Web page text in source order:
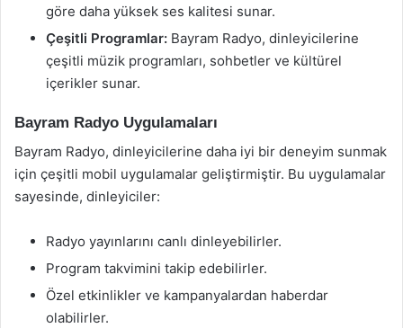
göre daha yüksek ses kalitesi sunar.
Çeşitli Programlar: Bayram Radyo, dinleyicilerine
çeşitli müzik programları, sohbetler ve kültürel
içerikler sunar.
Bayram Radyo Uygulamaları
Bayram Radyo, dinleyicilerine daha iyi bir deneyim sunmak
için çeşitli mobil uygulamalar geliştirmiştir. Bu uygulamalar
sayesinde, dinleyiciler:
Radyo yayınlarını canlı dinleyebilirler.
Program takvimini takip edebilirler.
Özel etkinlikler ve kampanyalardan haberdar
olabilirler.